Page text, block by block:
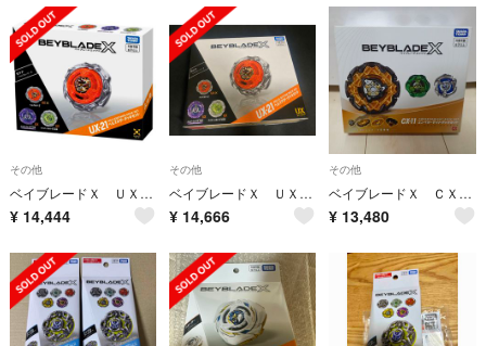
その他
ベイブレードＸ ＵＸ２１ ヘルズネザーデッキセット
¥ 14,444
その他
ベイブレードＸ ＵＸ２１ ヘルズネザーデッキセット
¥ 14,666
その他
ベイブレードＸ ＣＸ１１ エンペラーマイトデッキセット
¥ 13,480